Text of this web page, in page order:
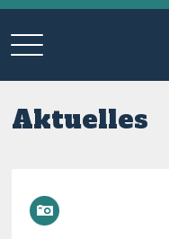
Aktuelles